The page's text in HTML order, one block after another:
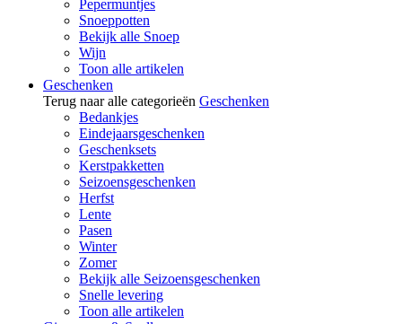
Pepermuntjes
Snoeppotten
Bekijk alle Snoep
Wijn
Toon alle artikelen
Geschenken
Terug naar alle categorieën Geschenken
Bedankjes
Eindejaarsgeschenken
Geschenksets
Kerstpakketten
Seizoensgeschenken
Herfst
Lente
Pasen
Winter
Zomer
Bekijk alle Seizoensgeschenken
Snelle levering
Toon alle artikelen